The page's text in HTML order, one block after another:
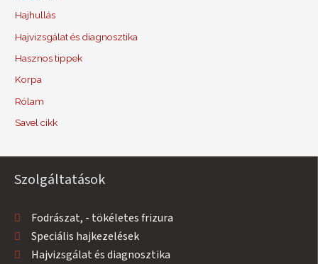
Hajhullás
Hajvizsgálat és diagnosztika
Hasznos tippek
Korpa
Rólam
Savel cikk
Szolgáltatások
Fodrászat, - tökéletes frizura
Speciális hajkezelések
Hajvizsgálat és diagnosztika